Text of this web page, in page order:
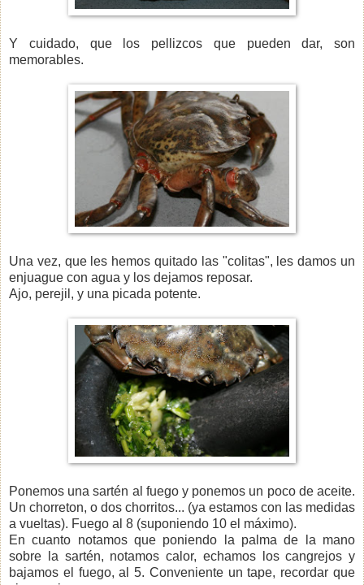
Y cuidado, que los pellizcos que pueden dar, son
memorables.
Una vez, que les hemos quitado las "colitas", les damos un
enjuague con agua y los dejamos reposar.
Ajo, perejil, y una picada potente.
Ponemos una sartén al fuego y ponemos un poco de aceite.
Un chorreton, o dos chorritos... (ya estamos con las medidas
a vueltas). Fuego al 8 (suponiendo 10 el máximo).
En cuanto notamos que poniendo la palma de la mano
sobre la sartén, notamos calor, echamos los cangrejos y
bajamos el fuego, al 5. Conveniente un tape, recordar que